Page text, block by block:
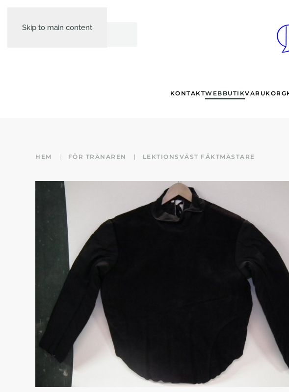
Skip to main content
KONTAKTWEBBUTIKVARUKORG
HEM FÖR TRÄNAREN LEKTIONSVÄST FÄKTMÄSTARE